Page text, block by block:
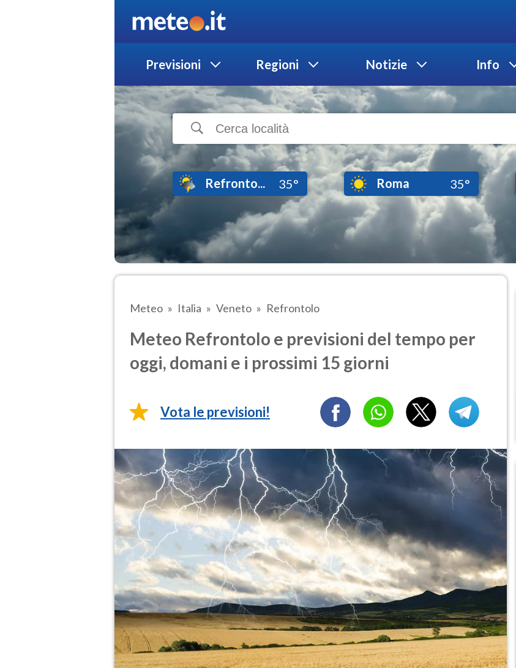
Previsioni Regioni Notizie Info
Refronto... 35° Roma 35°
Meteo Italia Veneto Refrontolo
Meteo Refrontolo e previsioni del tempo per
oggi, domani e i prossimi 15 giorni
Vota le previsioni!